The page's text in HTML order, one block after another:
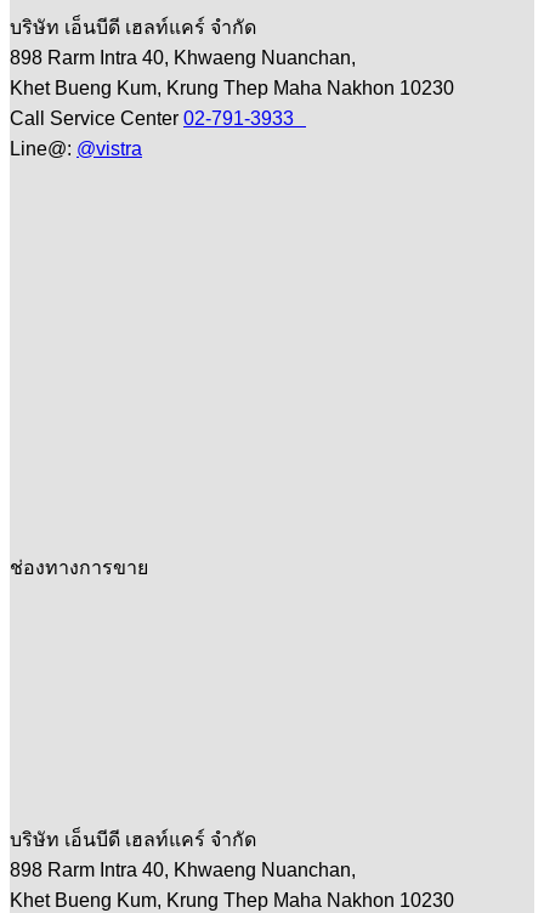
บริษัท เอ็นบีดี เฮลท์แคร์ จำกัด
898 Rarm Intra 40, Khwaeng Nuanchan,
Khet Bueng Kum, Krung Thep Maha Nakhon 10230
Call Service Center 02-791-3933
Line@: @vistra
ช่องทางการขาย
บริษัท เอ็นบีดี เฮลท์แคร์ จำกัด
898 Rarm Intra 40, Khwaeng Nuanchan,
Khet Bueng Kum, Krung Thep Maha Nakhon 10230